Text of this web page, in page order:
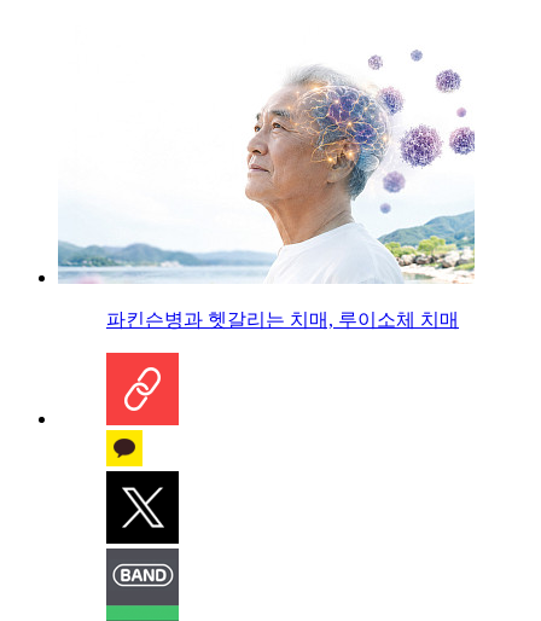
파킨슨병과 헷갈리는 치매, 루이소체 치매